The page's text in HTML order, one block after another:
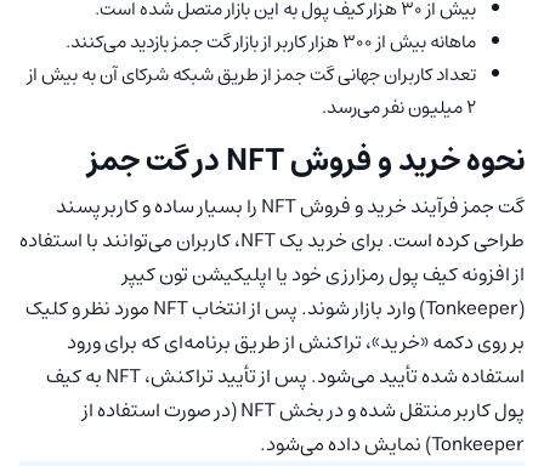
بیش از ۳۰ هزار کیف پول به این بازار متصل شده‌ است.
ماهانه بیش از ۳۰۰ هزار کاربر از بازار گت جمز بازدید می‌کنند.
تعداد کاربران جهانی گت جمز از طریق شبکه شرکای آن به بیش از
2 میلیون نفر می‌رسد.
نحوه خرید و فروش NFT در گت جمز
گت جمز فرآیند خرید و فروش NFT را بسیار ساده و کاربرپسند
طراحی کرده است. برای خرید یک NFT، کاربران می‌توانند با استفاده
از افزونه کیف پول رمزارزی خود یا اپلیکیشن تون کیپر
(Tonkeeper) وارد بازار شوند. پس از انتخاب NFT مورد نظر و کلیک
بر روی دکمه «خرید»، تراکنش از طریق برنامه‌ای که برای ورود
استفاده شده تأیید می‌شود. پس از تأیید تراکنش، NFT به کیف
پول کاربر منتقل شده و در بخش NFT (در صورت استفاده از
Tonkeeper) نمایش داده می‌شود.